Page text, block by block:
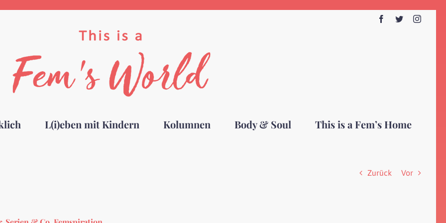
Facebook
Twitter
L(i)eben mit Kindern Kolumnen Body & Soul This is a Fem’s Home
Zurück Vor